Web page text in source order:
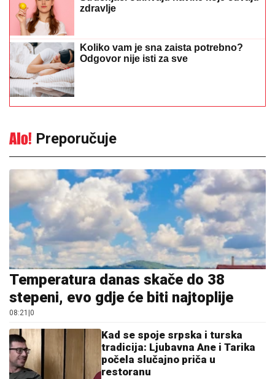
Preporučuje
Temperatura danas skače do 38
stepeni, evo gdje će biti najtoplije
0
Kad se spoje srpska i turska
tradicija: Ljubavna Ane i Tarika
počela slučajno priča u
restoranu
08:14 0
Činjenice o avionima koje
sigurno niste znali: Od rupa na